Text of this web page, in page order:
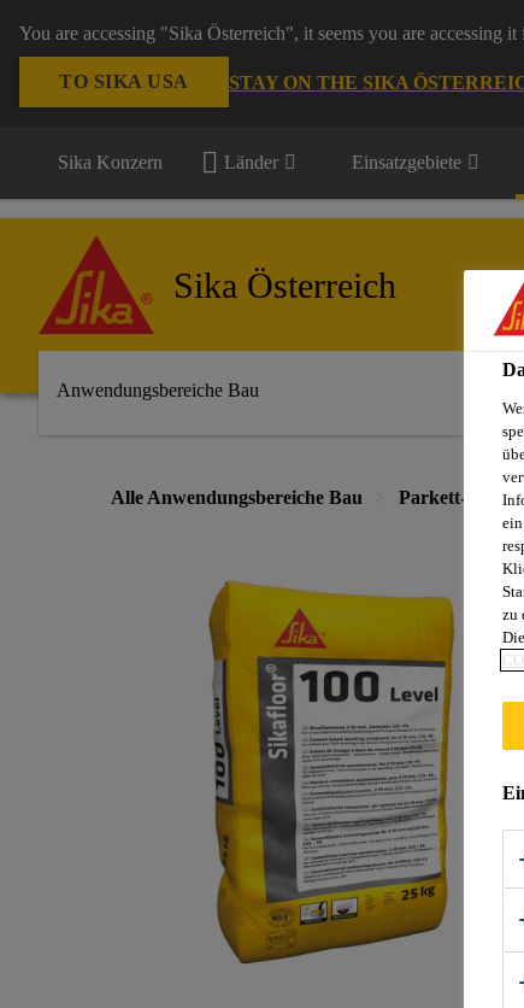
You are accessing "Sika Österreich", it seems you are accessing
TO SIKA USA STAY ON THE SIKA
Sika Konzern Länder Einsatzgebiete
Sika Österreich
Anwendungsbereiche Bau
Alle Anwendungsbereiche Bau Parkett- und
zu